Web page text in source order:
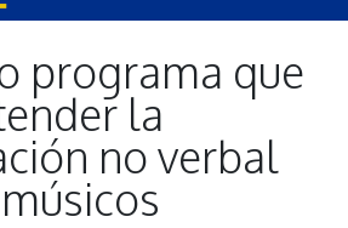
programa que
la
no verbal